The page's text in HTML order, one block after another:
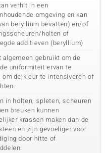
verhit in een
omgeving en kan
beryllium bevatten) en/of
holten of
additieven (beryllium)
algemeen gebruikt om de
uniformiteit ervan te
om de kleur te intensiveren of
in holten, spleten, scheuren
breuken kunnen
krassen maken dan de
en zijn gevoeliger voor
door hitte of